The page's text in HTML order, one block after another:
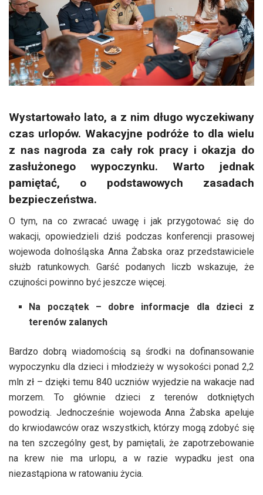
Wystartowało lato, a z nim długo wyczekiwany
czas urlopów. Wakacyjne podróże to dla wielu
z nas nagroda za cały rok pracy i okazja do
zasłużonego wypoczynku. Warto jednak
pamiętać, o podstawowych zasadach
bezpieczeństwa.
O tym, na co zwracać uwagę i jak przygotować się do
wakacji, opowiedzieli dziś podczas konferencji prasowej
wojewoda dolnośląska Anna Żabska oraz przedstawiciele
służb ratunkowych. Garść podanych liczb wskazuje, że
czujności powinno być jeszcze więcej.
Na początek – dobre informacje dla dzieci z
terenów zalanych
Bardzo dobrą wiadomością są środki na dofinansowanie
wypoczynku dla dzieci i młodzieży w wysokości ponad 2,2
mln zł – dzięki temu 840 uczniów wyjedzie na wakacje nad
morzem. To głównie dzieci z terenów dotkniętych
powodzią. Jednocześnie wojewoda Anna Żabska apeluje
do krwiodawców oraz wszystkich, którzy mogą zdobyć się
na ten szczególny gest, by pamiętali, że zapotrzebowanie
na krew nie ma urlopu, a w razie wypadku jest ona
niezastąpiona w ratowaniu życia.